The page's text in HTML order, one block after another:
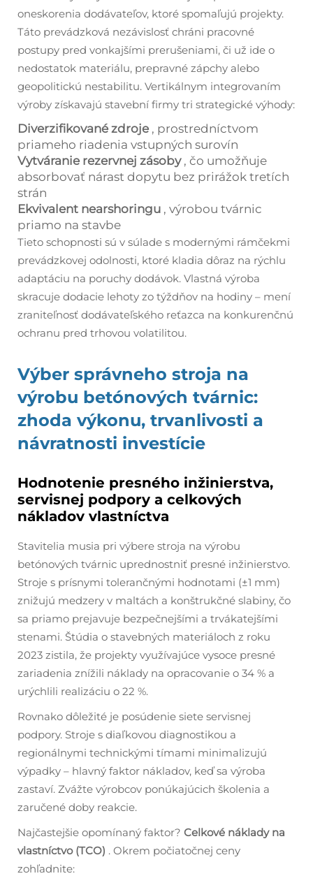
oneskorenia dodávateľov, ktoré spomaľujú projekty.
Táto prevádzková nezávislosť chráni pracovné
postupy pred vonkajšími prerušeniami, či už ide o
nedostatok materiálu, prepravné zápchy alebo
geopolitickú nestabilitu. Vertikálnym integrovaním
výroby získavajú stavební firmy tri strategické výhody:
Diverzifikované zdroje , prostredníctvom
priameho riadenia vstupných surovín
Vytváranie rezervnej zásoby , čo umožňuje
absorbovať nárast dopytu bez prirážok tretích
strán
Ekvivalent nearshoringu , výrobou tvárnic
priamo na stavbe
Tieto schopnosti sú v súlade s modernými rámčekmi
prevádzkovej odolnosti, ktoré kladia dôraz na rýchlu
adaptáciu na poruchy dodávok. Vlastná výroba
skracuje dodacie lehoty zo týždňov na hodiny – mení
zraniteľnosť dodávateľského reťazca na konkurenčnú
ochranu pred trhovou volatilitou.
Výber správneho stroja na
výrobu betónových tvárnic:
zhoda výkonu, trvanlivosti a
návratnosti investície
Hodnotenie presného inžinierstva,
servisnej podpory a celkových
nákladov vlastníctva
Stavitelia musia pri výbere stroja na výrobu
betónových tvárnic uprednostniť presné inžinierstvo.
Stroje s prísnymi tolerančnými hodnotami (±1 mm)
znižujú medzery v maltách a konštrukčné slabiny, čo
sa priamo prejavuje bezpečnejšími a trvákatejšími
stenami. Štúdia o stavebných materiáloch z roku
2023 zistila, že projekty využívajúce vysoce presné
zariadenia znížili náklady na opracovanie o 34 % a
urýchlili realizáciu o 22 %.
Rovnako dôležité je posúdenie siete servisnej
podpory. Stroje s diaľkovou diagnostikou a
regionálnymi technickými tímami minimalizujú
výpadky – hlavný faktor nákladov, keď sa výroba
zastaví. Zvážte výrobcov ponúkajúcich školenia a
zaručené doby reakcie.
Najčastejšie opomínaný faktor? Celkové náklady na
vlastníctvo (TCO) . Okrem počiatočnej ceny
zohľadnite: